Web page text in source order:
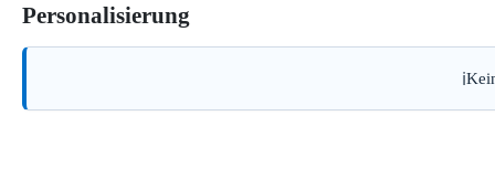
Personalisierung